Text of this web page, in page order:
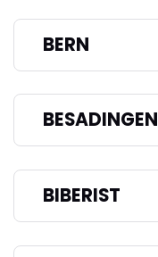
BERN
BESADINGEN
BIBERIST